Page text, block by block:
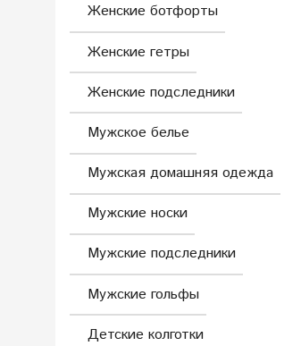
Женские ботфорты
Женские гетры
Женские подследники
Мужское белье
Мужская домашняя одежда
Мужские носки
Мужские подследники
Мужские гольфы
Детские колготки